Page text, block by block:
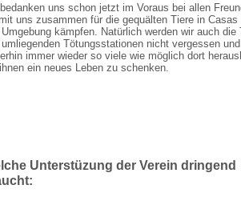
uns schon jetzt im Voraus bei allen
uns zusammen für die gequälten Tiere in Casas
kämpfen. Natürlich werden wir auch die
Tötungsstationen nicht vergessen und
immer wieder so viele wie möglich dort
ein neues Leben zu schenken.
Unterstüzung der Verein dringend